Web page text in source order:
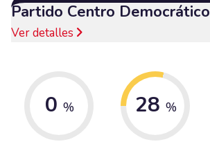
Partido Centro Democrático
Ver detalles
0 % 28 %